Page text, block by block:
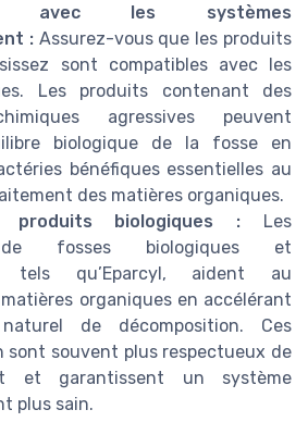
avec les systèmes
:Assurez-vous que les produits
sont compatibles avec les
Les produits contenant des
agressives peuvent
biologique de la fosse en
bénéfiques essentielles au
des matières organiques.
produits biologiques : Les
de fosses biologiques et
tels qu’Eparcyl, aident au
organiques en accélérant
de décomposition. Ces
sont souvent plus respectueux de
et garantissent un système
plus sain.